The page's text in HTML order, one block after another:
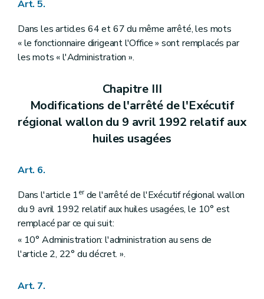
Art. 5.
Dans les articles 64 et 67 du même arrêté, les mots
« le fonctionnaire dirigeant l'Office » sont remplacés par
les mots « l'Administration ».
Chapitre III
Modifications de l'arrêté de l'Exécutif
régional wallon du 9 avril 1992 relatif aux
huiles usagées
Art. 6.
Dans l'article 1erde l'arrêté de l'Exécutif régional wallon
du 9 avril 1992 relatif aux huiles usagées, le 10° est
remplacé par ce qui suit:
« 10° Administration: l'administration au sens de
l'article 2, 22° du décret. ».
Art. 7.